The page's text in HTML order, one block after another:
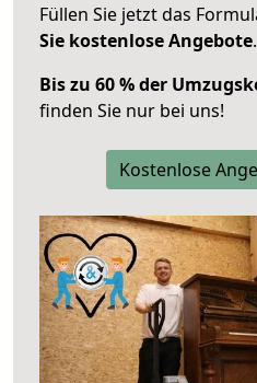
Füllen Sie jetzt das
Sie kostenlose Angebote.
Bis zu 60 % der
finden Sie nur bei uns!
Kostenlose